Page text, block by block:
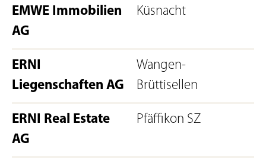
EMWE Immobilien
AG
Küsnacht
ERNI
Liegenschaften AG
Wangen-
Brüttisellen
ERNI Real Estate
AG
Pfäffikon SZ